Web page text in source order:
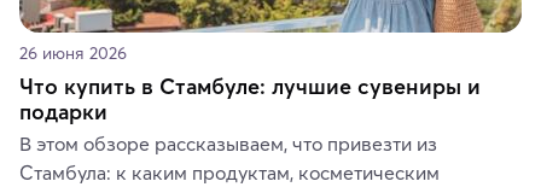
26 июня 2026
Что купить в Стамбуле: лучшие сувениры и
подарки
В этом обзоре рассказываем, что привезти из
Стамбула: к каким продуктам, косметическим